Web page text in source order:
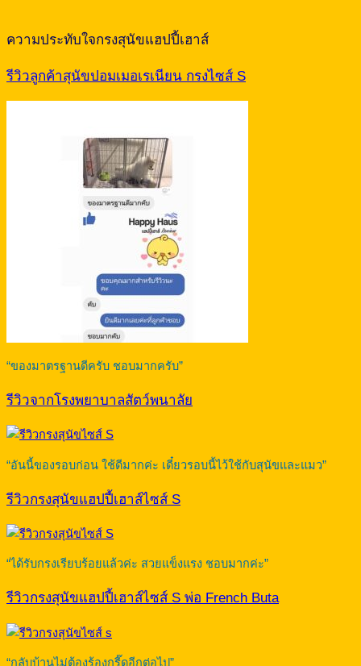
ความประทับใจกรงสุนัขแฮปปี้เฮาส์
รีวิวลูกค้าสุนัขปอมเมอเรเนียน กรงไซส์ S
“ของมาตรฐานดีครับ ชอบมากครับ”
รีวิวจากโรงพยาบาลสัตว์พนาลัย
“อันนี้ของรอบก่อน ใช้ดีมากค่ะ เดี๋ยวรอบนี้ไว้ใช้กับสุนัขและแมว”
รีวิวกรงสุนัขแฮปปี้เฮาส์ไซส์ S
“ได้รับกรงเรียบร้อยแล้วค่ะ สวยแข็งแรง ชอบมากค่ะ”
รีวิวกรงสุนัขแฮปปี้เฮาส์ไซส์ S พ่อ French Buta
“กลับบ้านไม่ต้องร้องกรี๊ดอีกต่อไป”